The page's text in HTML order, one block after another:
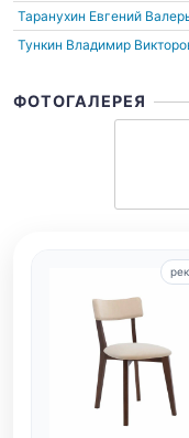
Таранухин Евгений
Тункин Владимир
ФОТОГАЛЕРЕЯ